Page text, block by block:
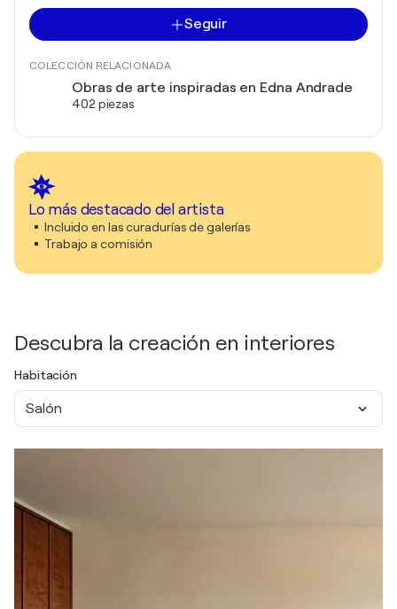
Seguir
COLECCIÓN RELACIONADA
Obras de arte inspiradas en Edna Andrade
402 piezas
Lo más destacado del artista
Incluido en las curadurías de galerías
Trabajo a comisión
Descubra la creación en interiores
Habitación
Salón